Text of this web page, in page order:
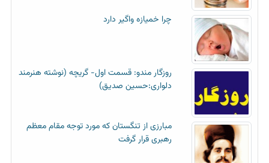
چرا خمیازه واگیر دارد
روزگار مندو: قسمت اول- گریچه (نوشته هنرمند
دلواری:حسین صدیق)
مبارزی از تنگستان که مورد توجه مقام معظم
رهبری قرار گرفت